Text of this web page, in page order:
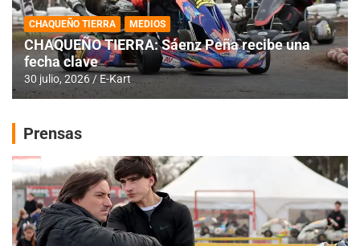
CHAQUEÑO TIERRA MEDIOS
CHAQUEÑO TIERRA: Sáenz Peña recibe una
fecha clave
30 julio, 2026 E-Kart
Prensas